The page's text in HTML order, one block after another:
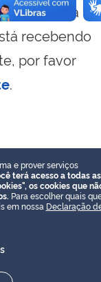
essa
recebendo
por favor
.
e prover serviços
terá acesso a todas as
os cookies que
Para escolher quais
em nossa Declaração